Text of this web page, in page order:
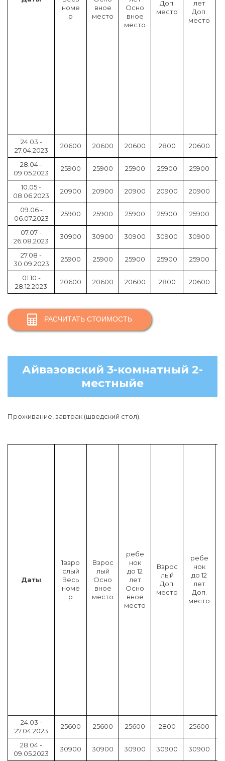
номе
р
вное
место
Осно
вное
место
Доп.
место
лет
Доп.
место
24.03 -
27.04.2023
20600 20600 20600 2800 20600
28.04 -
09.05.2023
25900 25900 25900 25900 25900
10.05 -
08.06.2023
20900 20900 20900 20900 20900
09.06 -
06.07.2023
25900 25900 25900 25900 25900
07.07 -
26.08.2023
30900 30900 30900 30900 30900
27.08 -
30.09.2023
25900 25900 25900 25900 25900
01.10 -
28.12.2023
20600 20600 20600 2800 20600
РАСЧИТАТЬ СТОИМОСТЬ
Айвазовский 3-комнатный 2-
местныйе
Проживание, завтрак (шведский стол).
Даты
1взро
слый
Весь
номе
р
Взрос
лый
Осно
вное
место
ребе
нок
до 12
лет
Осно
вное
место
Взрос
лый
Доп.
место
ребе
нок
до 12
лет
Доп.
место
24.03 -
27.04.2023
25600 25600 25600 2800 25600
28.04 -
09.05.2023
30900 30900 30900 30900 30900